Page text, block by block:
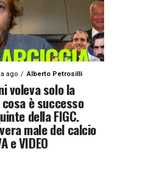
ago Alberto Petrosilli
voleva solo la
è successo
della FIGC.
male del calcio
e VIDEO